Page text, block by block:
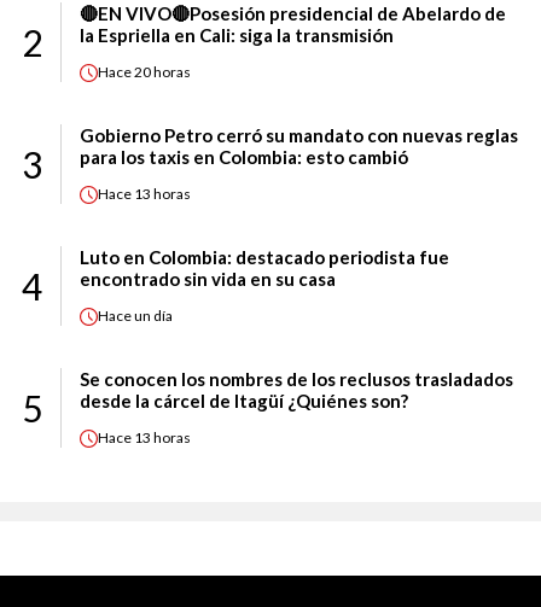
2
🔴EN VIVO🔴Posesión presidencial de Abelardo de
la Espriella en Cali: siga la transmisión
Hace20 horas
3
Gobierno Petro cerró su mandato con nuevas reglas
para los taxis en Colombia: esto cambió
Hace 13 horas
4
Luto en Colombia: destacado periodista fue
encontrado sin vida en su casa
Haceun día
5
Se conocen los nombres de los reclusos trasladados
desde la cárcel de Itagüí ¿Quiénes son?
Hace 13 horas